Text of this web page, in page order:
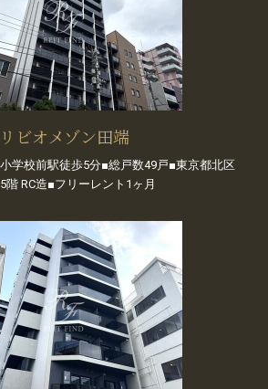
リビオメゾン田端
学校前駅徒歩5分■総戸数49戸■東京都北区
階 RC造■フリーレント1ヶ月